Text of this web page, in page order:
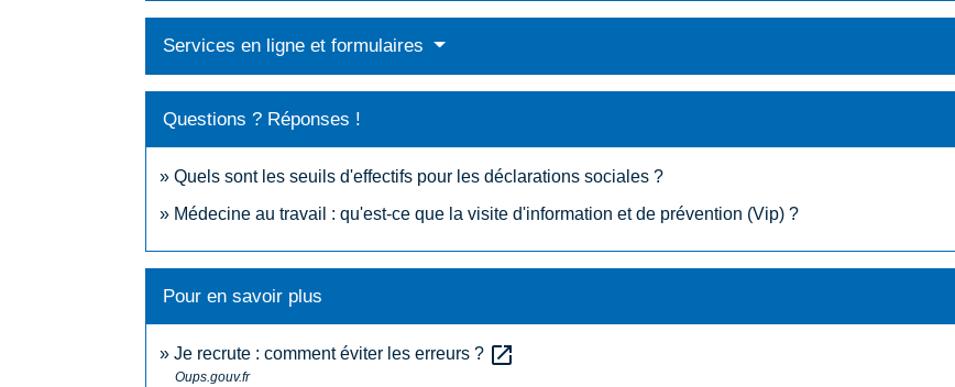
Services en ligne et formulaires
Questions ? Réponses !
Quels sont les seuils d'effectifs pour les déclarations sociales ?
Médecine au travail : qu'est-ce que la visite d'information et de prévention (Vip) ?
Pour en savoir plus
Je recrute : comment éviter les erreurs ? open_in_new
Oups.gouv.fr